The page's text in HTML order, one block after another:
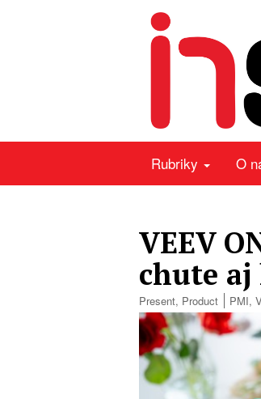
Rubriky O
VEEV
chute
Present, Product PMI,